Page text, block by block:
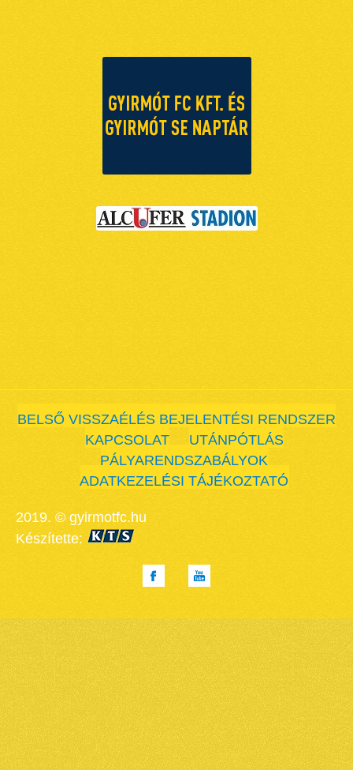
BELSŐ VISSZAÉLÉS BEJELENTÉSI RENDSZER
KAPCSOLAT
UTÁNPÓTLÁS
PÁLYARENDSZABÁLYOK
ADATKEZELÉSI TÁJÉKOZTATÓ
2019. © gyirmotfc.hu
Készítette: